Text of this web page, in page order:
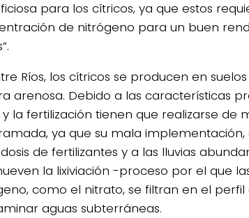
para los cítricos, ya que estos
de nitrógeno para un buen
Ríos, los cítricos se producen en
arenosa. Debido a las características
la fertilización tienen que realizarse de
ya que su mala
de fertilizantes y a las lluvias
la lixiviación -proceso por el que
como el nitrato, se filtran en el
aguas subterráneas.